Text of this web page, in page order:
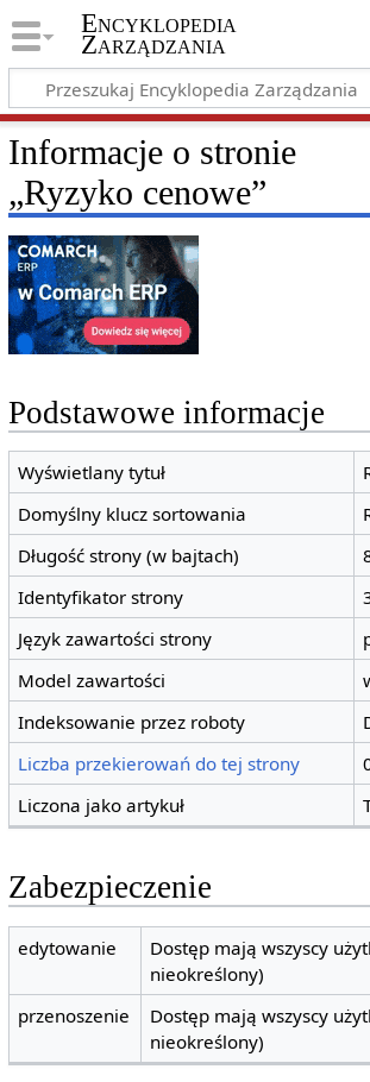
Encyklopedia
Zarządzania
Informacje o stronie
„Ryzyko cenowe”
Podstawowe informacje
Wyświetlany tytuł
Domyślny klucz sortowania
Długość strony (w bajtach)
Identyfikator strony
Język zawartości strony
Model zawartości
Indeksowanie przez roboty
Liczba przekierowań do tej strony
Liczona jako artykuł
Zabezpieczenie
edytowanie
Dostęp mają wszyscy
nieokreślony)
przenoszenie
Dostęp mają wszyscy
nieokreślony)